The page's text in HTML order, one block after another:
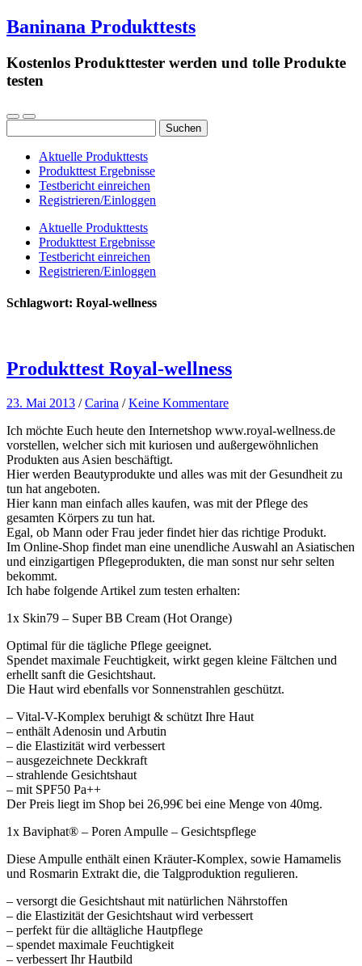
Baninana Produkttests
Kostenlos Produkttester werden und tolle Produkte
testen
nach:
Aktuelle Produkttests
Produkttest Ergebnisse
Testbericht einreichen
Registrieren/Einloggen
Aktuelle Produkttests
Produkttest Ergebnisse
Testbericht einreichen
Registrieren/Einloggen
Schlagwort: Royal-wellness
Produkttest Royal-wellness
23. Mai 2013 /Carina /Keine Kommentare
Ich möchte Euch heute den Internetshop www.royal-wellness.de
vorstellen, welcher sich mit kuriosen und außergewöhnlichen
Produkten aus Asien beschäftigt.
Hier werden Beautyprodukte und alles was mit der Gesundheit zu
tun hat angeboten.
Hier kann man einfach alles kaufen, was mit der Pflege des
gesamten Körpers zu tun hat.
Egal, ob Mann oder Frau jeder findet hier das richtige Produkt.
Im Online-Shop findet man eine unendliche Auswahl an Asiatischen
und einzigartigen Pflegeprodukten, die man sonst nur sehr selten
bekommt.
Ich habe folgende Artikel zum testen erhalten:
1x Skin79 – Super BB Cream (Hot Orange)
Optimal für die tägliche Pflege geeignet.
Spendet maximale Feuchtigkeit, wirkt gegen kleine Fältchen und
erhellt sanft die Gesichtshaut.
Die Haut wird ebenfalls vor Sonnenstrahlen geschützt.
– Vital-V-Komplex beruhigt & schützt Ihre Haut
– enthält Adenosin und Arbutin
– die Elastizität wird verbessert
– ausgezeichnete Deckkraft
– strahlende Gesichtshaut
– mit SPF50 Pa++
Der Preis liegt im Shop bei 26,99€ bei eine Menge von 40mg.
1x Baviphat® – Poren Ampulle – Gesichtspflege
Diese Ampulle enthält einen Kräuter-Komplex, sowie Hamamelis
und Rosmarin Extrakt die, die Talgproduktion regulieren.
– versorgt die Gesichtshaut mit natürlichen Nährstoffen
– die Elastizität der Gesichtshaut wird verbessert
– perfekt für die alltägliche Hautpflege
– spendet maximale Feuchtigkeit
– verbessert Ihr Hautbild